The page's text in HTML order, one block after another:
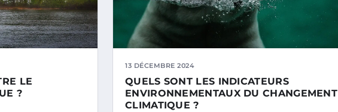
LE
?
13 DÉCEMBRE 2024
QUELS SONT LES INDICATEURS
ENVIRONNEMENTAUX DU CHANGEMENT
CLIMATIQUE ?